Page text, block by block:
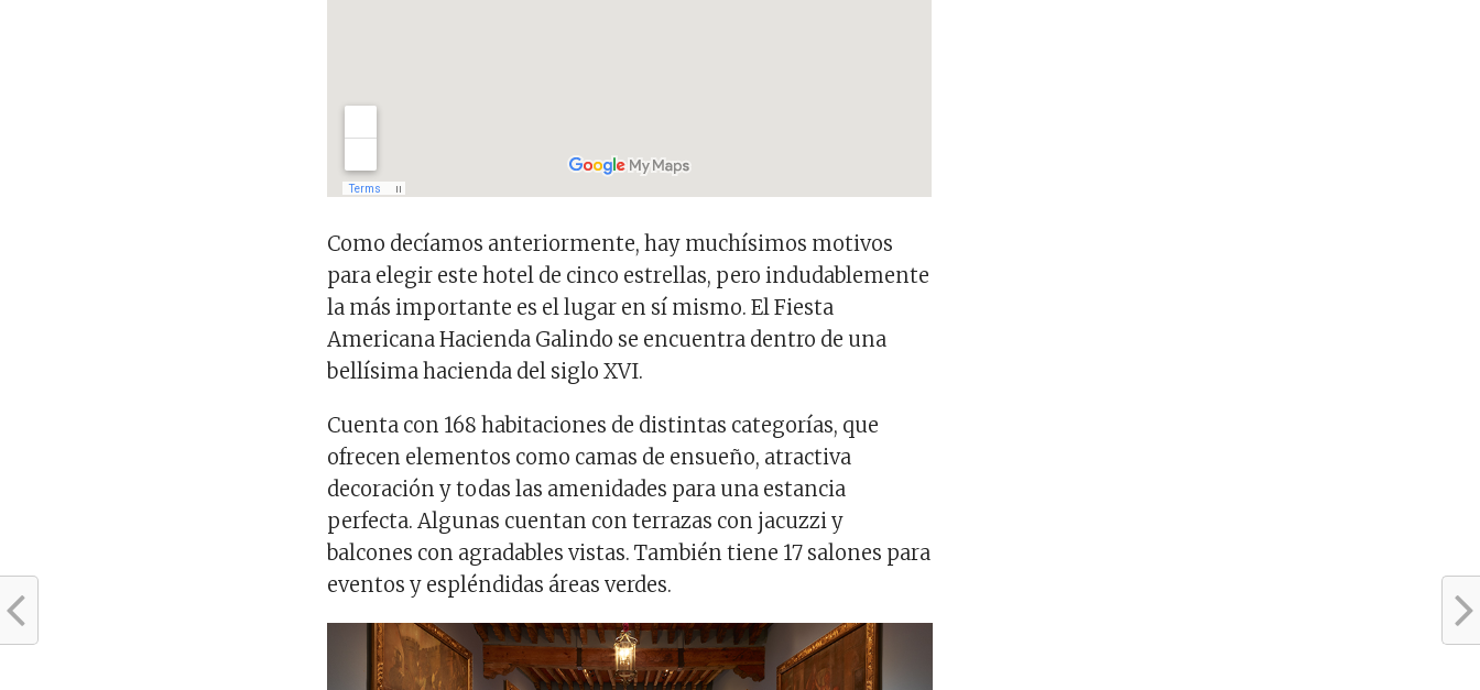
Como decíamos anteriormente, hay muchísimos motivos
para elegir este hotel de cinco estrellas, pero indudablemente
la más importante es el lugar en sí mismo. El Fiesta
Americana Hacienda Galindo se encuentra dentro de una
bellísima hacienda del siglo XVI.
Cuenta con 168 habitaciones de distintas categorías, que
ofrecen elementos como camas de ensueño, atractiva
decoración y todas las amenidades para una estancia
perfecta. Algunas cuentan con terrazas con jacuzzi y
balcones con agradables vistas. También tiene 17 salones para
eventos y espléndidas áreas verdes.